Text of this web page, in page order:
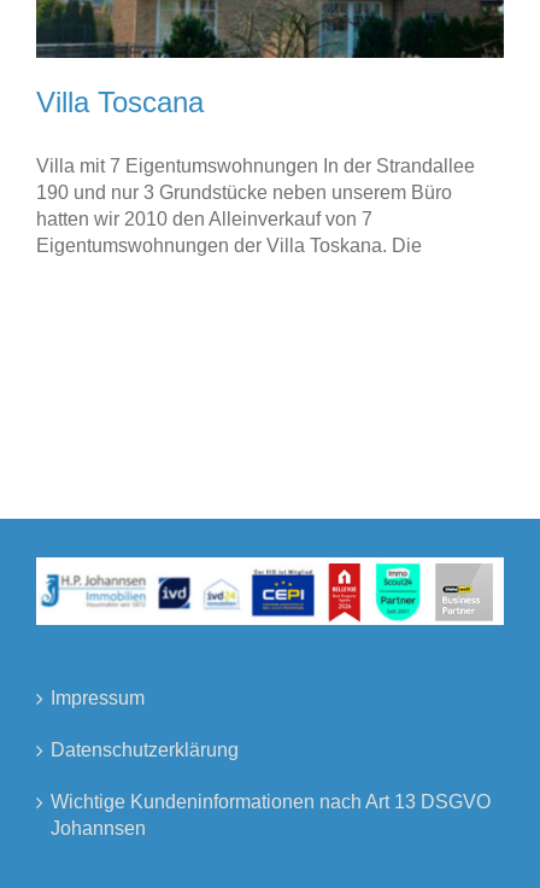
Villa Toscana
Villa mit 7 Eigentumswohnungen In der Strandallee
190 und nur 3 Grundstücke neben unserem Büro
hatten wir 2010 den Alleinverkauf von 7
Eigentumswohnungen der Villa Toskana. Die
Impressum
Datenschutzerklärung
Wichtige Kundeninformationen nach Art 13 DSGVO
Johannsen